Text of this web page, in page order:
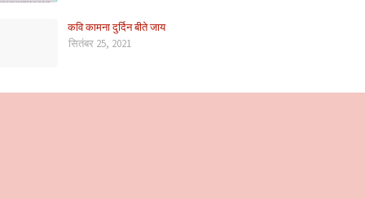
कवि कामना दुर्दिन बीते जाय
सितंबर 25, 2021